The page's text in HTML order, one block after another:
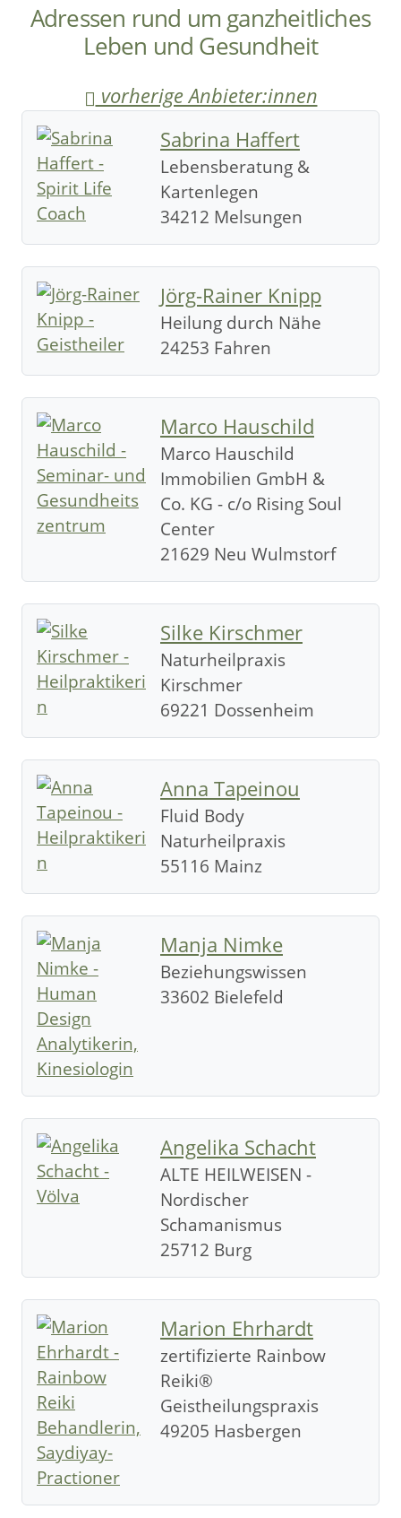
Adressen rund um ganzheitliches
Leben und Gesundheit
vorherige Anbieter:innen
Sabrina Haffert
Lebensberatung &
Kartenlegen
34212 Melsungen
Jörg-Rainer Knipp
Heilung durch Nähe
24253 Fahren
Marco Hauschild
Marco Hauschild
Immobilien GmbH &
Co. KG - c/o Rising Soul
Center
21629 Neu Wulmstorf
Silke Kirschmer
Naturheilpraxis
Kirschmer
69221 Dossenheim
Anna Tapeinou
Fluid Body
Naturheilpraxis
55116 Mainz
Manja Nimke
Beziehungswissen
33602 Bielefeld
Angelika Schacht
ALTE HEILWEISEN -
Nordischer
Schamanismus
25712 Burg
Marion Ehrhardt
zertifizierte Rainbow
Reiki®
Geistheilungspraxis
49205 Hasbergen